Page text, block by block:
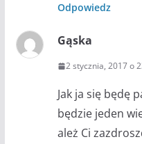
Odpowiedz
Gąska
2 stycznia, 2017 o
Jak ja się będę
będzie jeden
ależ Ci